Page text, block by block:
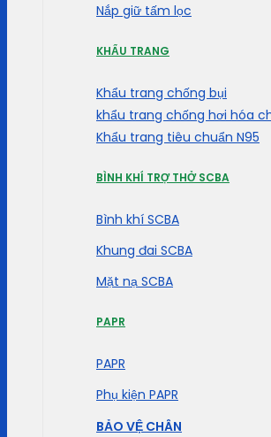
Nắp giữ tấm lọc
KHẨU TRANG
Khẩu trang chống bụi
khẩu trang chống hơi hóa
Khẩu trang tiêu chuẩn N95
BÌNH KHÍ TRỢ THỞ SCBA
Bình khí SCBA
Khung đai SCBA
Mặt nạ SCBA
PAPR
PAPR
Phụ kiện PAPR
BẢO VỆ CHÂN